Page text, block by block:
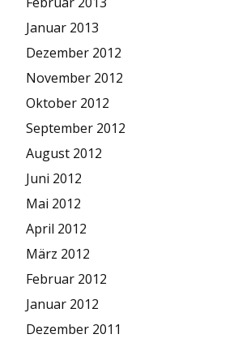
Januar 2013
Dezember 2012
November 2012
Oktober 2012
September 2012
August 2012
Juni 2012
Mai 2012
April 2012
März 2012
Februar 2012
Januar 2012
Dezember 2011